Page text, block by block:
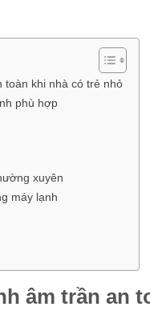
toàn khi nhà có trẻ nhỏ
phù hợp
xuyên
máy lạnh
âm trần an